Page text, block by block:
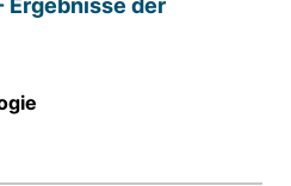
Ergebnisse der